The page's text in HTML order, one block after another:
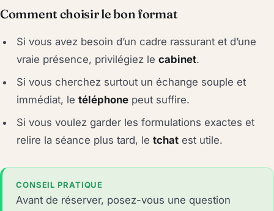
Comment choisir le bon format
Si vous avez besoin d’un cadre rassurant et d’une
vraie présence, privilégiez lecabinet.
Si vous cherchez surtout un échange souple et
immédiat, letéléphone peut suffire.
Si vous voulez garder les formulations exactes et
relire la séance plus tard, letchat est utile.
CONSEIL PRATIQUE
Avant de réserver, posez-vous une question